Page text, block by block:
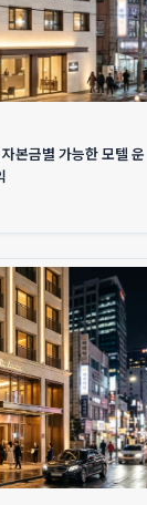
본금별 가능한 모텔 운